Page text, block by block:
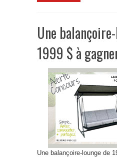
Une
1999 $ à
Une balançoire-lounge de